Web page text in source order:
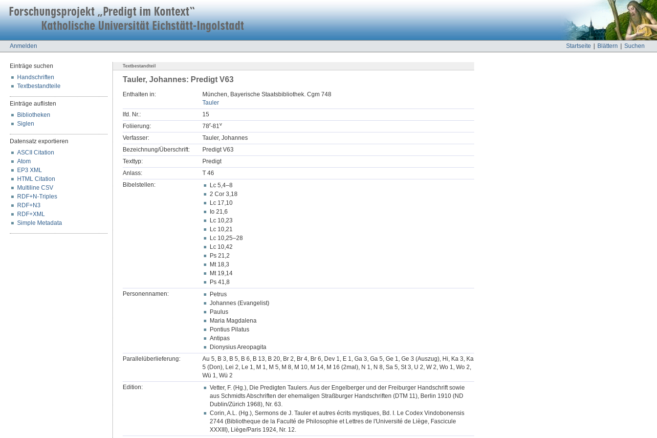
Startseite Blättern Suchen
Anmelden
Einträge suchen
Handschriften
Textbestandteile
Einträge auflisten
Bibliotheken
Siglen
Datensatz exportieren
ASCII Citation
Atom
EP3 XML
HTML Citation
Multiline CSV
RDF+N-Triples
RDF+N3
RDF+XML
Simple Metadata
Textbestandteil
Tauler, Johannes: Predigt V63
Enthalten in:
München, Bayerische Staatsbibliothek. Cgm 748
Tauler
lfd. Nr.:
15
Foliierung:
78r-81v
Verfasser:
Tauler, Johannes
Bezeichnung/Überschrift:
Predigt V63
Texttyp:
Predigt
Anlass:
T 46
Bibelstellen:
Lc 5,4–8
2 Cor 3,18
Lc 17,10
Io 21,6
Lc 10,23
Lc 10,21
Lc 10,25–28
Lc 10,42
Ps 21,2
Mt 18,3
Mt 19,14
Ps 41,8
Personennamen:
Petrus
Johannes (Evangelist)
Paulus
Maria Magdalena
Pontius Pilatus
Antipas
Dionysius Areopagita
Parallelüberlieferung:
Au 5, B 3, B 5, B 6, B 13, B 20, Br 2, Br 4, Br 6, Dev 1, E 1, Ga 3, Ga 5, Ge 1, Ge 3 (Auszug), Hi, Ka 3, Ka
5 (Don), Lei 2, Le 1, M 1, M 5, M 8, M 10, M 14, M 16 (2mal), N 1, N 8, Sa 5, St 3, U 2, W 2, Wo 1, Wo 2,
Wü 1, Wü 2
Edition:
Vetter, F. (Hg.), Die Predigten Taulers. Aus der Engelberger und der Freiburger Handschrift sowie
aus Schmidts Abschriften der ehemaligen Straßburger Handschriften (DTM 11), Berlin 1910 (ND
Dublin/Zürich 1968), Nr. 63.
Corin, A.L. (Hg.), Sermons de J. Tauler et autres écrits mystiques, Bd. I. Le Codex Vindobonensis
2744 (Bibliotheque de la Faculté de Philosophie et Lettres de l'Université de Liège, Fascicule
XXXIII), Liège/Paris 1924, Nr. 12.